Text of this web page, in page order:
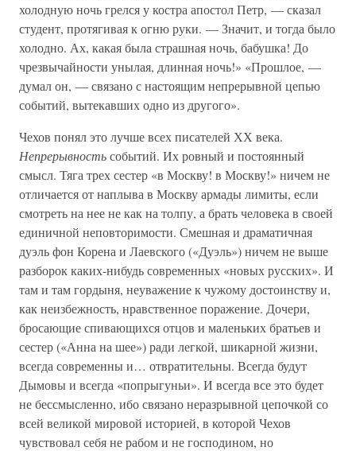
холодную ночь грелся у костра апостол Петр, — сказал
студент, протягивая к огню руки. — Значит, и тогда было
холодно. Ах, какая была страшная ночь, бабушка! До
чрезвычайности унылая, длинная ночь!» «Прошлое, —
думал он, — связано с настоящим непрерывной цепью
событий, вытекавших одно из другого».
Чехов понял это лучше всех писателей ХХ века.
Непрерывностьсобытий. Их ровный и постоянный
смысл. Тяга трех сестер «в Москву! в Москву!» ничем не
отличается от наплыва в Москву армады лимиты, если
смотреть на нее не как на толпу, а брать человека в своей
единичной неповторимости. Смешная и драматичная
дуэль фон Корена и Лаевского («Дуэль») ничем не выше
разборок каких-нибудь современных «новых русских». И
там и там гордыня, неуважение к чужому достоинству и,
как неизбежность, нравственное поражение. Дочери,
бросающие спивающихся отцов и маленьких братьев и
сестер («Анна на шее») ради легкой, шикарной жизни,
всегда современны и… отвратительны. Всегда будут
Дымовы и всегда «попрыгуньи». И всегда все это будет
не бессмысленно, ибо связано неразрывной цепочкой со
всей великой мировой историей, в которой Чехов
чувствовал себя не рабом и не господином, но